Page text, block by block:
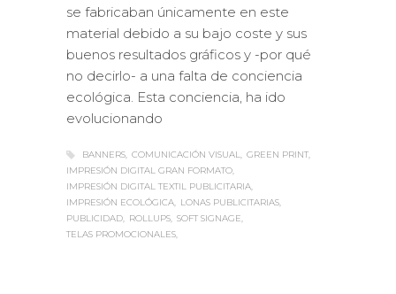
se fabricaban únicamente en este
material debido a su bajo coste y sus
buenos resultados gráficos y -por qué
no decirlo- a una falta de conciencia
ecológica. Esta conciencia, ha ido
evolucionando
BANNERS COMUNICACIÓN VISUAL GREEN PRINT
IMPRESIÓN DIGITAL GRAN FORMATO
IMPRESIÓN DIGITAL TEXTIL PUBLICITARIA
IMPRESIÓN ECOLÓGICA
LONAS PUBLICITARIAS
PUBLICIDAD
ROLLUPS SOFT SIGNAGE
TELAS PROMOCIONALES